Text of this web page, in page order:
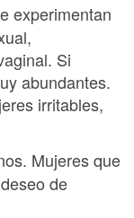
experimentan
Si
abundantes.
irritables,
Mujeres que
de